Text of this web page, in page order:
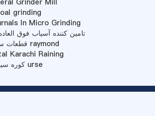
grinding
In Micro Grinding
تامین کننده آسیاب فوق
قطعات سایشی آسیاب غلتکی raymond
Karachi Raining
کوره سیمان فرآوری فرآوری urse